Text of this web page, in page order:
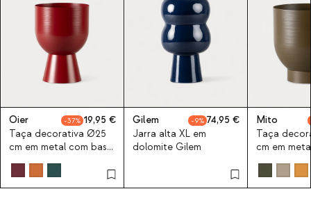
Oier 37
19,95
Taça decorativa Ø25
cm em metal com base
Oier
Gilem 9
74,95
Jarra alta XL em
dolomite Gilem
Mito
Taça
cm em